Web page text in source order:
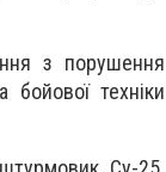
з порушення
техніки